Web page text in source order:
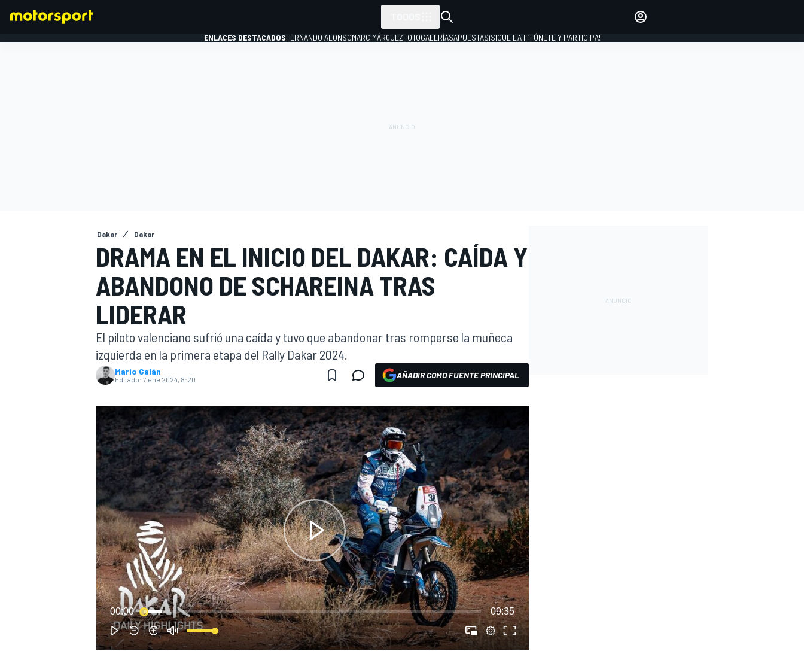
WEC FÓRMULA E
ENLACES DESTACADOSFERNANDO ALONSOMARC MÁRQUEZFOTOGALERÍASAPUESTAS¡SIGUE LA F1, ÚNETE Y PARTICIPA!
Dakar Dakar
DRAMA EN EL INICIO DEL DAKAR: CAÍDA Y
ABANDONO DE SCHAREINA TRAS
LIDERAR
El piloto valenciano sufrió una caída y tuvo que abandonar tras romperse la muñeca
izquierda en la primera etapa del Rally Dakar 2024.
Mario Galán
Editado: 7 ene 2024, 8:20 AÑADIR COMO FUENTE PRINCIPAL
00:00 09:35